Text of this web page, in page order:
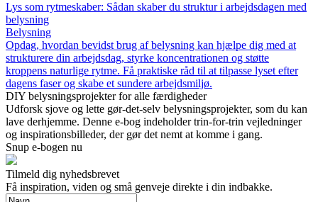
Lys som rytmeskaber: Sådan skaber du struktur i arbejdsdagen med
belysning
Belysning
Opdag, hvordan bevidst brug af belysning kan hjælpe dig med at
strukturere din arbejdsdag, styrke koncentrationen og støtte
kroppens naturlige rytme. Få praktiske råd til at tilpasse lyset efter
dagens faser og skabe et sundere arbejdsmiljø.
DIY belysningsprojekter for alle færdigheder
Udforsk sjove og lette gør-det-selv belysningsprojekter, som du kan
lave derhjemme. Denne e-bog indeholder trin-for-trin vejledninger
og inspirationsbilleder, der gør det nemt at komme i gang.
Snup e-bogen nu
Tilmeld dig nyhedsbrevet
Få inspiration, viden og små genveje direkte i din indbakke.